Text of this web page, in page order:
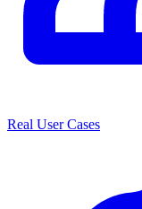
Real User Cases